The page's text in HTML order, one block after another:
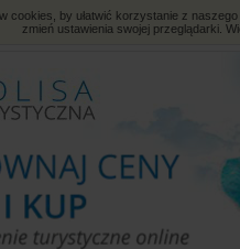
cookies, by ułatwić korzystanie z
zmień ustawienia swojej przeglądarki.